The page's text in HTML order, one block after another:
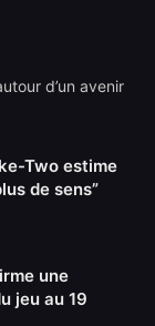
d’un avenir
Two estime
de sens”
une
jeu au 19